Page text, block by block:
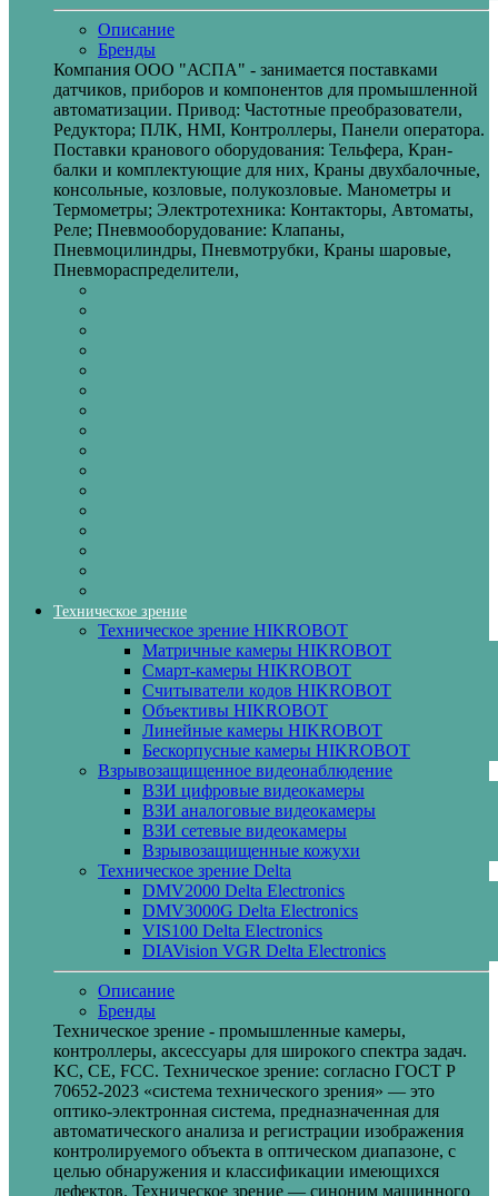
Описание
Бренды
Компания ООО "АСПА" - занимается поставками
датчиков, приборов и компонентов для промышленной
автоматизации. Привод: Частотные преобразователи,
Редуктора; ПЛК, HMI, Контроллеры, Панели оператора.
Поставки кранового оборудования: Тельфера, Кран-
балки и комплектующие для них, Краны двухбалочные,
консольные, козловые, полукозловые. Манометры и
Термометры; Электротехника: Контакторы, Автоматы,
Реле; Пневмооборудование: Клапаны,
Пневмоцилиндры, Пневмотрубки, Краны шаровые,
Пневмораспределители,
Техническое зрение
Техническое зрение HIKROBOT
Матричные камеры HIKROBOT
Смарт-камеры HIKROBOT
Считыватели кодов HIKROBOT
Объективы HIKROBOT
Линейные камеры HIKROBOT
Бескорпусные камеры HIKROBOT
Взрывозащищенное видеонаблюдение
ВЗИ цифровые видеокамеры
ВЗИ аналоговые видеокамеры
ВЗИ сетевые видеокамеры
Взрывозащищенные кожухи
Техническое зрение Delta
DMV2000 Delta Electronics
DMV3000G Delta Electronics
VIS100 Delta Electronics
DIAVision VGR Delta Electronics
Описание
Бренды
Техническое зрение - промышленные камеры,
контроллеры, аксессуары для широкого спектра задач.
KC, CE, FCC. Техническое зрение: согласно ГОСТ Р
70652-2023 «система технического зрения» — это
оптико-электронная система, предназначенная для
автоматического анализа и регистрации изображения
контролируемого объекта в оптическом диапазоне, с
целью обнаружения и классификации имеющихся
дефектов. Техническое зрение — синоним машинного